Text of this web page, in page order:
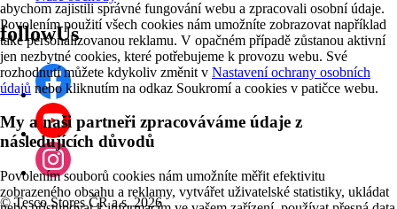
abychom zajistili správné fungování webu a zpracovali osobní údaje.
Povolením použití všech cookies nám umožníte zobrazovat například
také personalizovanou reklamu. V opačném případě zůstanou aktivní
jen nezbytné cookies, které potřebujeme k provozu webu. Své
rozhodnutí můžete kdykoliv změnit v Nastavení ochrany osobních
údajů nebo kliknutím na odkaz Soukromí a cookies v patičce webu.
My a naši partneři zpracováváme údaje z
následujících důvodů
Povolením souborů cookies nám umožníte měřit efektivitu
zobrazeného obsahu a reklamy, vytvářet uživatelské statistiky, ukládat
followUs
©Tesco Stores ČR a.s. 2026